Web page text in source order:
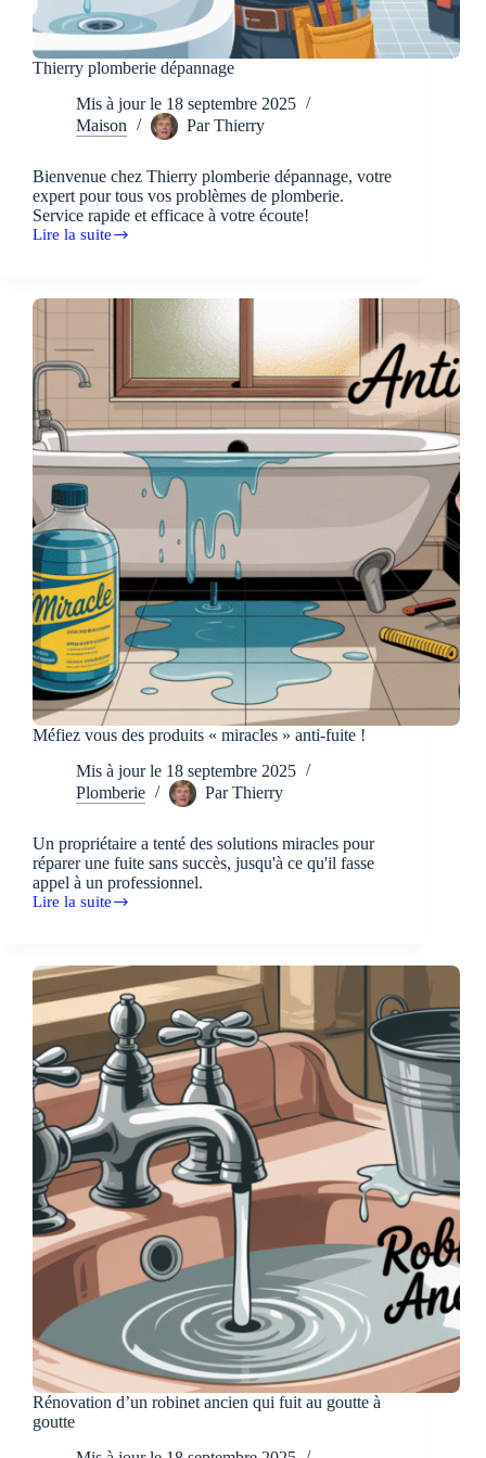
Thierry plomberie dépannage
Mis à jour le 18 septembre 2025
Maison
Par Thierry
Bienvenue chez Thierry plomberie dépannage, votre
expert pour tous vos problèmes de plomberie.
Service rapide et efficace à votre écoute!
Lire la suite
Thierry
Méfiez vous des produits « miracles » anti-fuite !
Mis à jour le 18 septembre 2025
Plomberie
Par Thierry
Un propriétaire a tenté des solutions miracles pour
réparer une fuite sans succès, jusqu'à ce qu'il fasse
appel à un professionnel.
Lire la suite
Méfiez
produits
«
miracles
»
anti-
fuite
!
Rénovation d’un robinet ancien qui fuit au goutte à
goutte